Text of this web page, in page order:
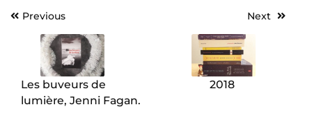
Navigation
l’article
Previous
Les buveurs de
lumière, Jenni Fagan.
Next
2018